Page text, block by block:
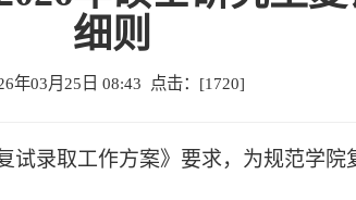
细则
年03月25日 08:43 点击：[1720]
试录取工作方案》要求，为规范学院